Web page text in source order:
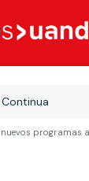
nuevos programas